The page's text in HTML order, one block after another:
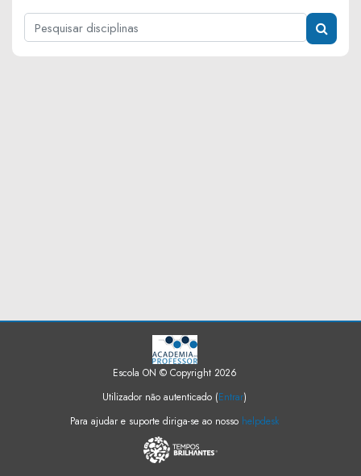
Pesquisar disciplinas
Escola ON © Copyright 2026
Utilizador não autenticado (Entrar)
Para ajudar e suporte diriga-se ao nosso helpdesk